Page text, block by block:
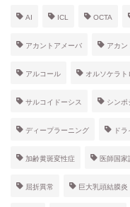
AI ICL OCTA
アカントアメーバ アカン
アルコール オルソケラト
サルコイドーシス シンポ
ディープラーニング ドラ
加齢黄斑変性症 医師国家
屈折異常 巨大乳頭結膜炎